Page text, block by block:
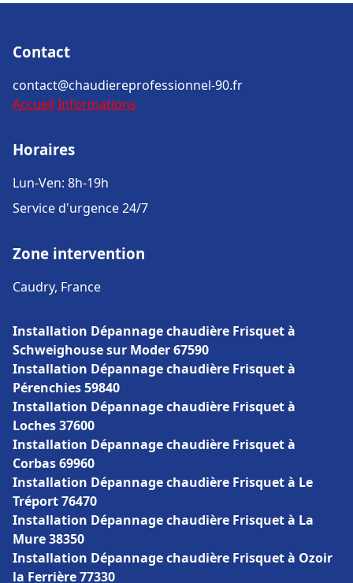
Contact
contact@chaudiereprofessionnel-90.fr
Accueil Informations
Horaires
Lun-Ven: 8h-19h
Service d'urgence 24/7
Zone intervention
Caudry, France
Installation Dépannage chaudière Frisquet à
Schweighouse sur Moder 67590
Installation Dépannage chaudière Frisquet à
Pérenchies 59840
Installation Dépannage chaudière Frisquet à
Loches 37600
Installation Dépannage chaudière Frisquet à
Corbas 69960
Installation Dépannage chaudière Frisquet à Le
Tréport 76470
Installation Dépannage chaudière Frisquet à La
Mure 38350
Installation Dépannage chaudière Frisquet à Ozoir
la Ferrière 77330